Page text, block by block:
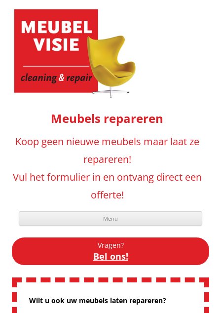
Meubels repareren
Koop geen nieuwe meubels maar laat ze
repareren!
Vul het formulier in en ontvang direct een
offerte!
Menu
Vragen?
Bel ons!
Wilt u ook uw meubels laten repareren?